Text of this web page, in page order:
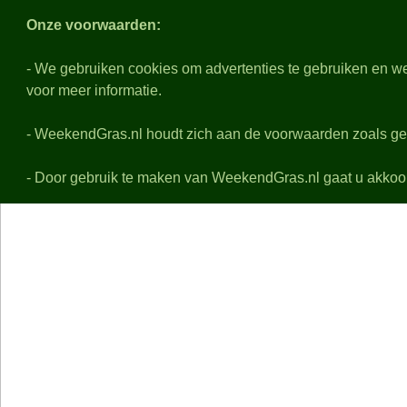
Onze voorwaarden:
- We gebruiken cookies om advertenties te gebruiken en
voor meer informatie.
- WeekendGras.nl houdt zich aan de voorwaarden zoals
- Door gebruik te maken van WeekendGras.nl gaat u